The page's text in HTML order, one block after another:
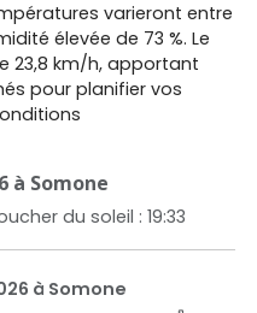
varieront entre
élevée de 73 %. Le
23,8 km/h, apportant
pour planifier vos
à Somone
du soleil : 19:33
à Somone